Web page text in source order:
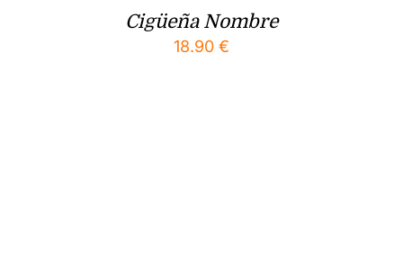
Cigüeña Nombre
18.90 €